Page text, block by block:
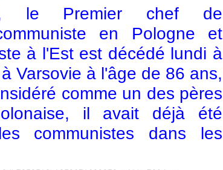
le Premier chef de
en Pologne et
à l'Est est décédé lundi à
Varsovie à l'âge de 86 ans,
comme un des pères
il avait déjà été
communistes dans les